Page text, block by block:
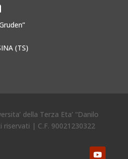
(TS)
della Terza Eta’ “Danilo
| C.F. 90021230322